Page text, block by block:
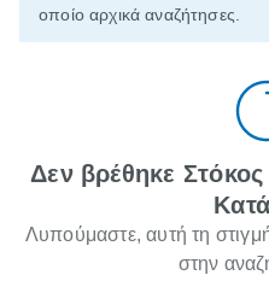
οποίο αρχικά αναζήτησες.
Δεν βρέθηκε
Λυπούμαστε, αυτή τη
στην